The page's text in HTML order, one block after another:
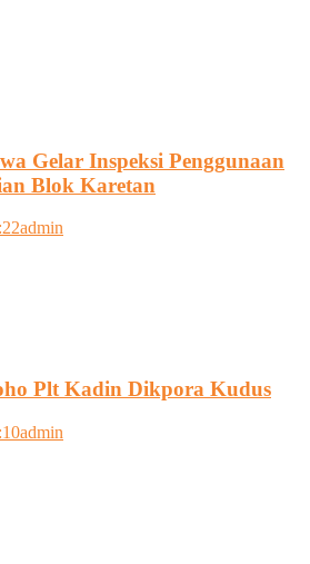
Gelar Inspeksi Penggunaan
Blok Karetan
admin
Plt Kadin Dikpora Kudus
admin